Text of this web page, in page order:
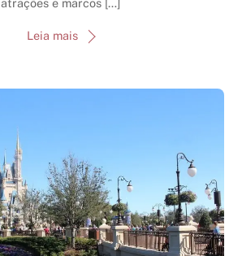
atrações e marcos […]
Leia mais